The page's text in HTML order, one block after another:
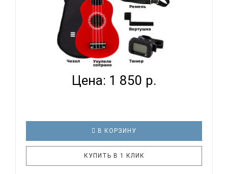
TERRIS JUS-10 PACK RD - УКУЛЕЛЕ КОМПЛЕКТ...
Цена: 1 850 р.
В КОРЗИНУ
КУПИТЬ В 1 КЛИК